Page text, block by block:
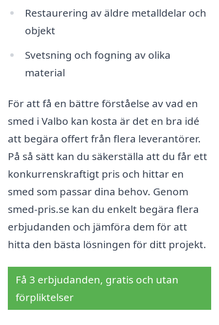
Restaurering av äldre metalldelar och
objekt
Svetsning och fogning av olika
material
För att få en bättre förståelse av vad en
smed i Valbo kan kosta är det en bra idé
att begära offert från flera leverantörer.
På så sätt kan du säkerställa att du får ett
konkurrenskraftigt pris och hittar en
smed som passar dina behov. Genom
smed-pris.se kan du enkelt begära flera
erbjudanden och jämföra dem för att
hitta den bästa lösningen för ditt projekt.
Få 3 erbjudanden, gratis och utan
förpliktelser